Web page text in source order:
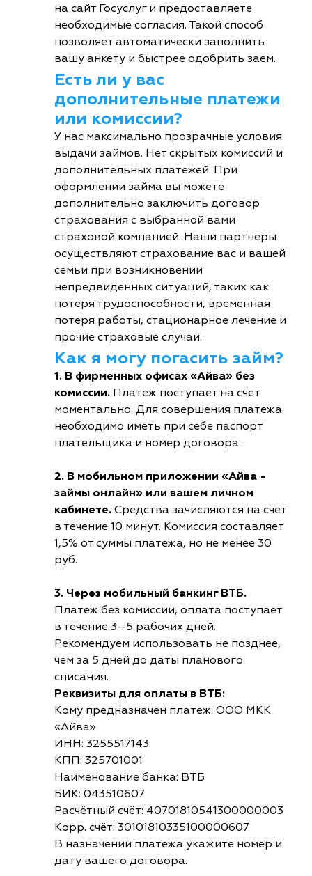
на сайт Госуслуг и предоставляете
необходимые согласия. Такой способ
позволяет автоматически заполнить
вашу анкету и быстрее одобрить заем.
Есть ли у вас
дополнительные платежи
или комиссии?
У нас максимально прозрачные условия
выдачи займов. Нет скрытых комиссий и
дополнительных платежей. При
оформлении займа вы можете
дополнительно заключить договор
страхования с выбранной вами
страховой компанией. Наши партнеры
осуществляют страхование вас и вашей
семьи при возникновении
непредвиденных ситуаций, таких как
потеря трудоспособности, временная
потеря работы, стационарное лечение и
прочие страховые случаи.
Как я могу погасить займ?
1. В фирменных офисах «Айва» без
комиссии. Платеж поступает на счет
моментально. Для совершения платежа
необходимо иметь при себе паспорт
плательщика и номер договора.
2. В мобильном приложении «Айва -
займы онлайн» или вашем личном
кабинете. Средства зачисляются на счет
в течение 10 минут. Комиссия составляет
1,5% от суммы платежа, но не менее 30
руб.
3. Через мобильный банкинг ВТБ.
Платеж без комиссии, оплата поступает
в течение 3–5 рабочих дней.
Рекомендуем использовать не позднее,
чем за 5 дней до даты планового
списания.
Реквизиты для оплаты в ВТБ:
Кому предназначен платеж: ООО МКК
«Айва»
ИНН: 3255517143
КПП: 325701001
Наименование банка: ВТБ
БИК: 043510607
Расчётный счёт: 40701810541300000003
Корр. счёт: 30101810335100000607
В назначении платежа укажите номер и
дату вашего договора.